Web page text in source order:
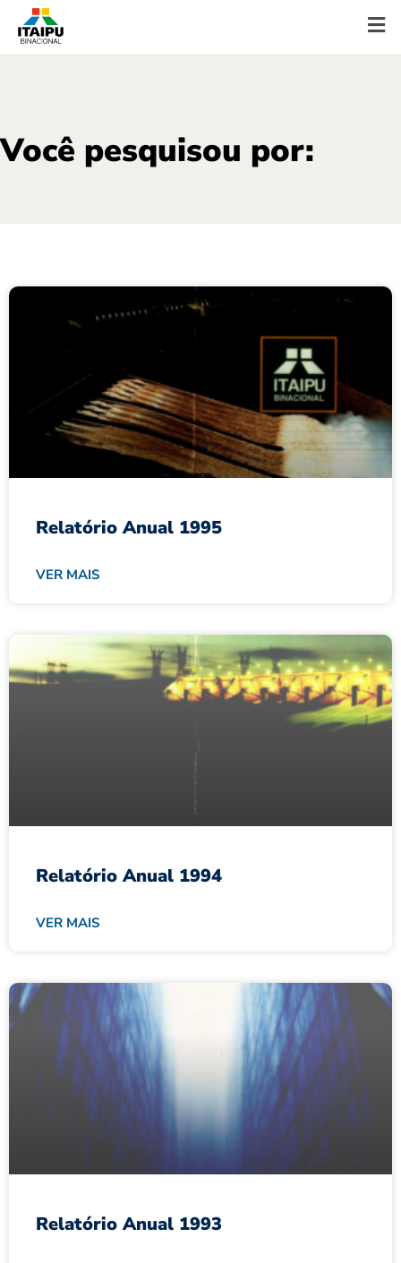
Você pesquisou por:
Relatório Anual 1995
VER MAIS
Relatório Anual 1994
VER MAIS
Relatório Anual 1993